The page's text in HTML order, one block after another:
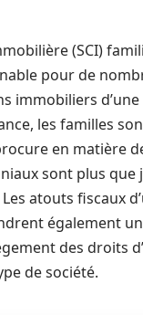
(SCI)
pour de
immobiliers
les familles
en matière
sont plus que
atouts fiscaux
également
des droits
de société.